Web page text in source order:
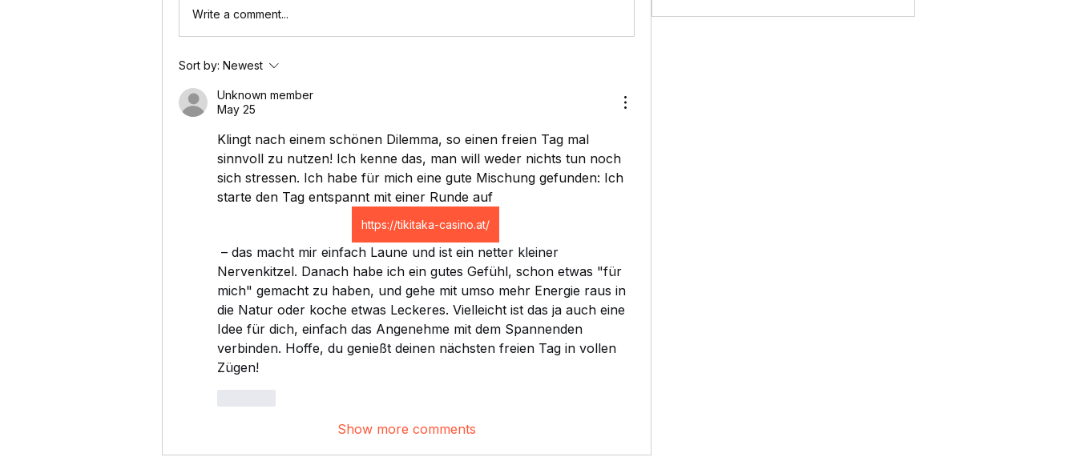
Write a comment...
Sort by: Newest
Unknown member
May 25
Klingt nach einem schönen Dilemma, so einen freien Tag mal
sinnvoll zu nutzen! Ich kenne das, man will weder nichts tun noch
sich stressen. Ich habe für mich eine gute Mischung gefunden: Ich
starte den Tag entspannt mit einer Runde auf
https://tikitaka-casino.at/
Nervenkitzel. Danach habe ich ein gutes Gefühl, schon etwas "für
mich" gemacht zu haben, und gehe mit umso mehr Energie raus in
die Natur oder koche etwas Leckeres. Vielleicht ist das ja auch eine
Idee für dich, einfach das Angenehme mit dem Spannenden
verbinden. Hoffe, du genießt deinen nächsten freien Tag in vollen
Zügen!
Show more comments